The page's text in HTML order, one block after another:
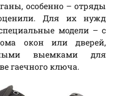
особенно – отряды
Для их нужд
модели – с
окон или дверей,
выемками для
гаечного ключа.